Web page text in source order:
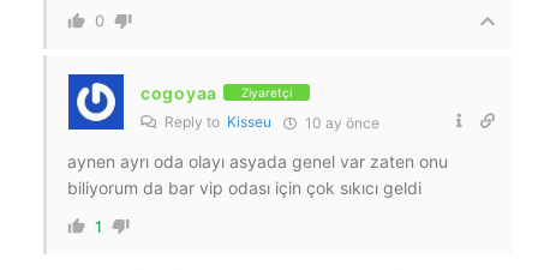
0
cogoyaa Ziyaretçi
Reply to Kisseu 10 ay önce
aynen ayrı oda olayı asyada genel var zaten onu
biliyorum da bar vip odası için çok sıkıcı geldi
1